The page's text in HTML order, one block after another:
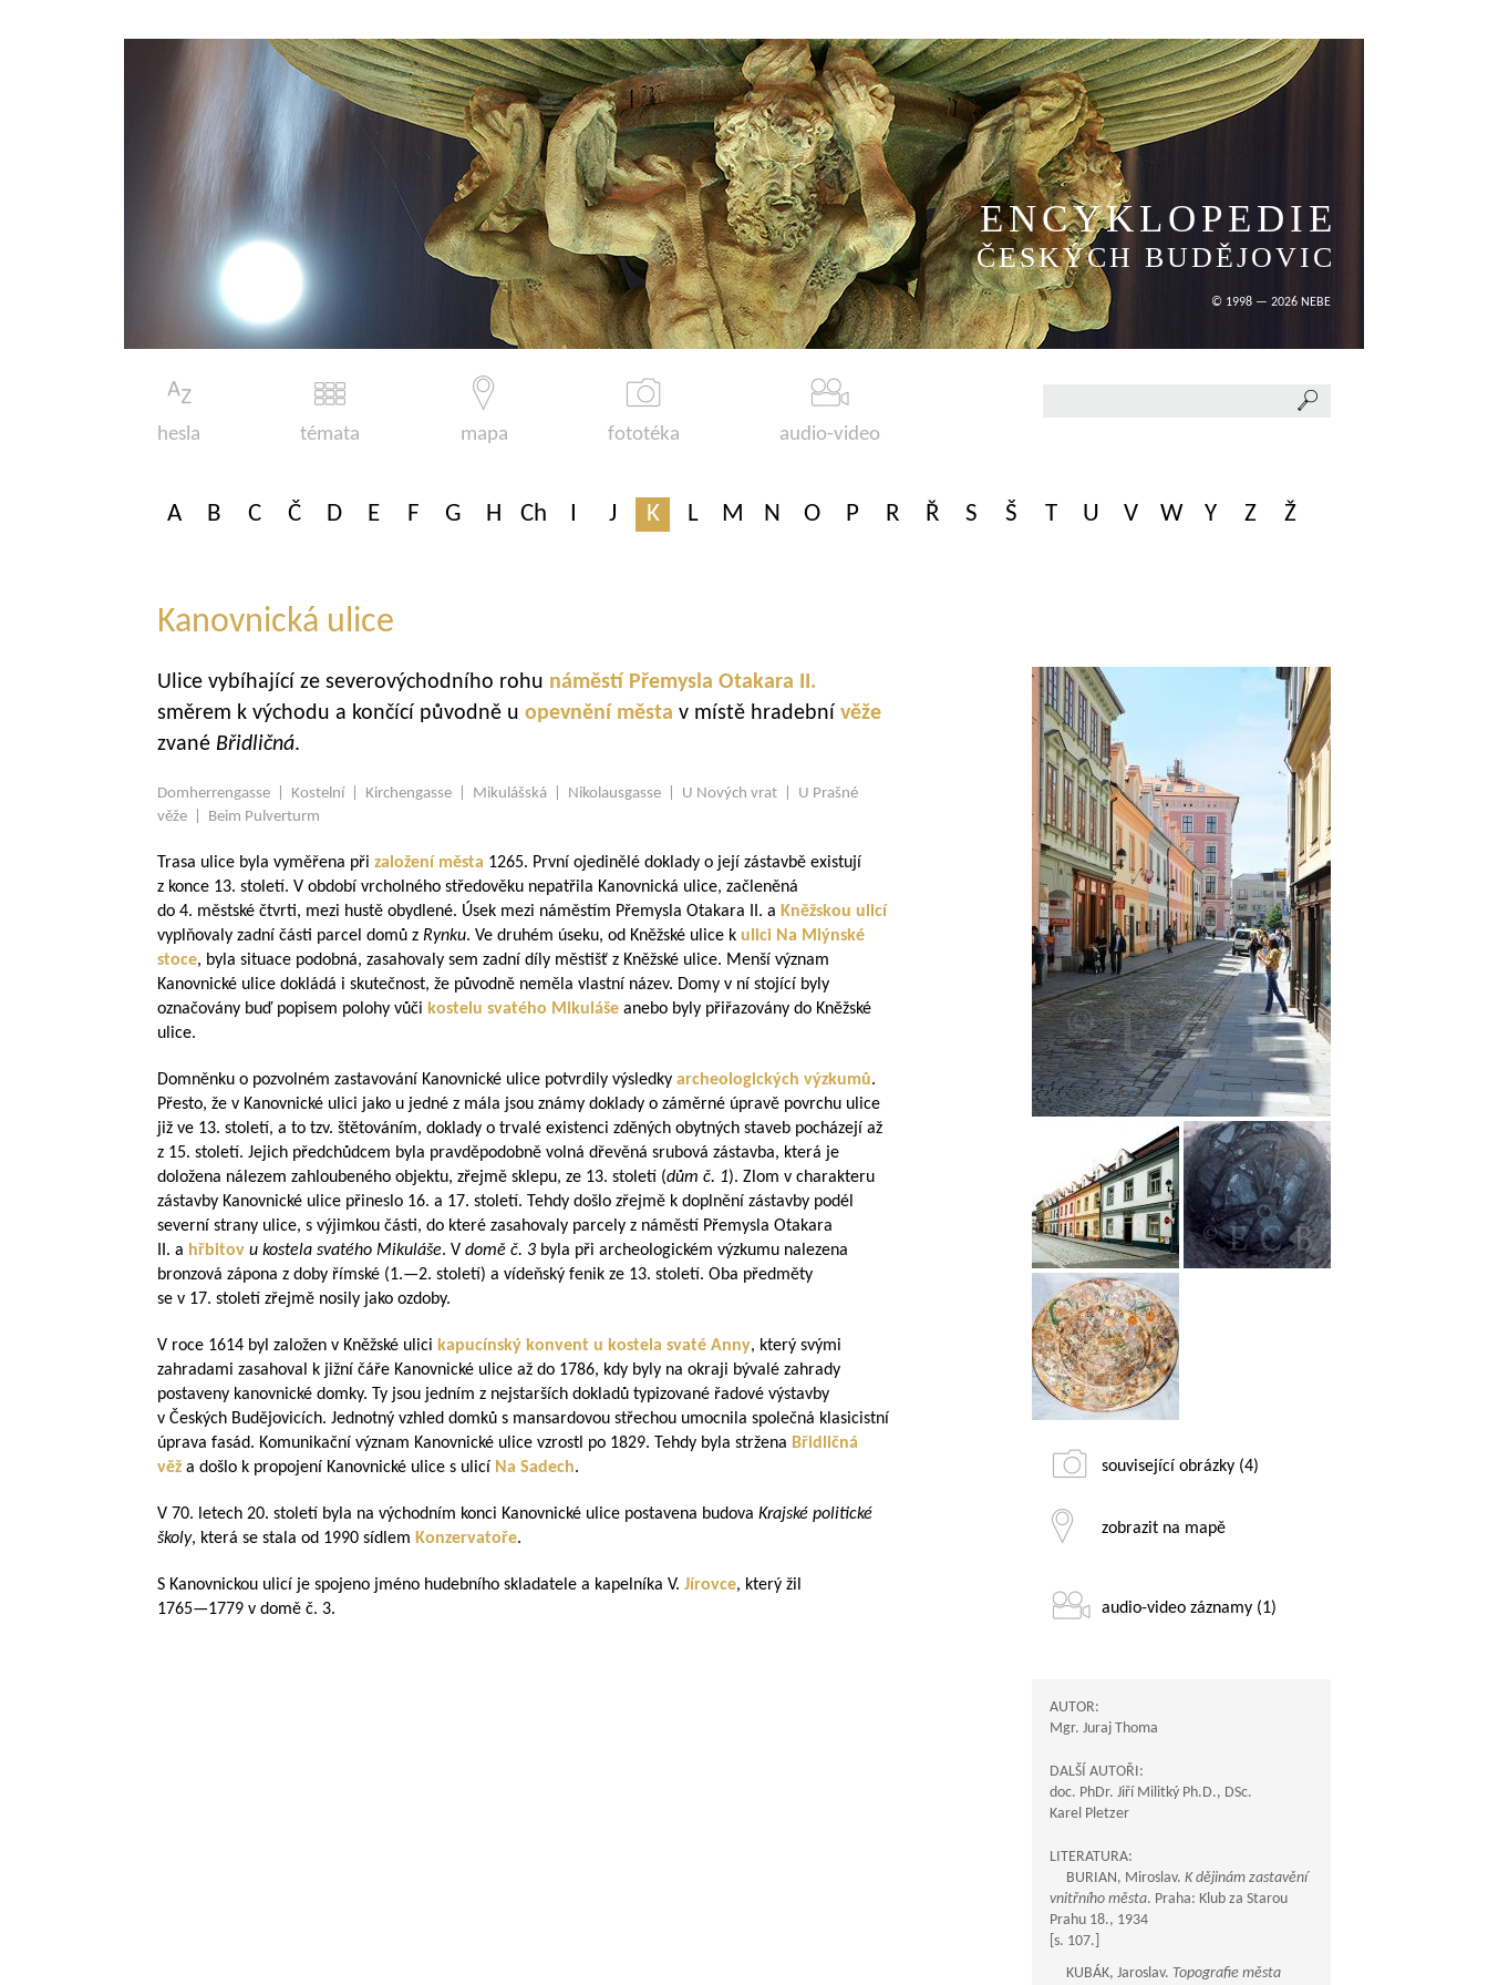
ENCYKLOPEDIE
ČESKÝCH BUDĚJOVIC
© 1998 — 2026 NEBE
hesla témata mapa fototéka audio-video
A B C Č D E F G H Ch I J K L M N O P R Ř S Š T U V W Y Z Ž
Kanovnická ulice
Ulice vybíhající ze severovýchodního rohu náměstí Přemysla Otakara II.
směrem k východu a končící původně u opevnění města v místě hradební věže
zvané Břidličná.
Domherrengasse | Kostelní | Kirchengasse | Mikulášská | Nikolausgasse | U Nových vrat | U Prašné
věže | Beim Pulverturm
Trasa ulice byla vyměřena při založení města 1265. První ojedinělé doklady o její zástavbě existují
z konce 13. století. V období vrcholného středověku nepatřila Kanovnická ulice, začleněná
do 4. městské čtvrti, mezi hustě obydlené. Úsek mezi náměstím Přemysla Otakara II. a Kněžskou ulicí
vyplňovaly zadní části parcel domů z Rynku. Ve druhém úseku, od Kněžské ulice k ulici Na Mlýnské
stoce, byla situace podobná, zasahovaly sem zadní díly městišť z Kněžské ulice. Menší význam
Kanovnické ulice dokládá i skutečnost, že původně neměla vlastní název. Domy v ní stojící byly
označovány buď popisem polohy vůči kostelu svatého Mikuláše anebo byly přiřazovány do Kněžské
ulice.
Domněnku o pozvolném zastavování Kanovnické ulice potvrdily výsledky archeologických výzkumů.
Přesto, že v Kanovnické ulici jako u jedné z mála jsou známy doklady o záměrné úpravě povrchu ulice
již ve 13. století, a to tzv. štětováním, doklady o trvalé existenci zděných obytných staveb pocházejí až
z 15. století. Jejich předchůdcem byla pravděpodobně volná dřevěná srubová zástavba, která je
doložena nálezem zahloubeného objektu, zřejmě sklepu, ze 13. století (dům č. 1). Zlom v charakteru
zástavby Kanovnické ulice přineslo 16. a 17. století. Tehdy došlo zřejmě k doplnění zástavby podél
severní strany ulice, s výjimkou části, do které zasahovaly parcely z náměstí Přemysla Otakara
II. a hřbitov u kostela svatého Mikuláše. V domě č. 3 byla při archeologickém výzkumu nalezena
bronzová zápona z doby římské (1.—2. století) a vídeňský fenik ze 13. století. Oba předměty
se v 17. století zřejmě nosily jako ozdoby.
V roce 1614 byl založen v Kněžské ulici kapucínský konvent u kostela svaté Anny, který svými
zahradami zasahoval k jižní čáře Kanovnické ulice až do 1786, kdy byly na okraji bývalé zahrady
postaveny kanovnické domky. Ty jsou jedním z nejstarších dokladů typizované řadové výstavby
v Českých Budějovicích. Jednotný vzhled domků s mansardovou střechou umocnila společná klasicistní
úprava fasád. Komunikační význam Kanovnické ulice vzrostl po 1829. Tehdy byla stržena Břidličná
věž a došlo k propojení Kanovnické ulice s ulicí Na Sadech.
V 70. letech 20. století byla na východním konci Kanovnické ulice postavena budova Krajské politické
školy, která se stala od 1990 sídlem Konzervatoře.
S Kanovnickou ulicí je spojeno jméno hudebního skladatele a kapelníka V. Jírovce, který žil
1765—1779 v domě č. 3.
související obrázky (4)
zobrazit na mapě
audio-video záznamy (1)
AUTOR:
Mgr. Juraj Thoma
DALŠÍ AUTOŘI:
doc. PhDr. Jiří Militký Ph.D., DSc.
Karel Pletzer
LITERATURA:
BURIAN, Miroslav. K dějinám zastavění
vnitřního města. Praha: Klub za Starou
Prahu 18., 1934
[s. 107.]
KUBÁK, Jaroslav. Topografie města